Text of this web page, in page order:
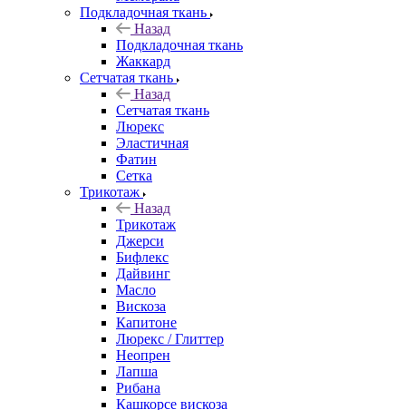
Подкладочная ткань
Назад
Подкладочная ткань
Жаккард
Сетчатая ткань
Назад
Сетчатая ткань
Люрекс
Эластичная
Фатин
Сетка
Трикотаж
Назад
Трикотаж
Джерси
Бифлекс
Дайвинг
Масло
Вискоза
Капитоне
Люрекс / Глиттер
Неопрен
Лапша
Рибана
Кашкорсе вискоза